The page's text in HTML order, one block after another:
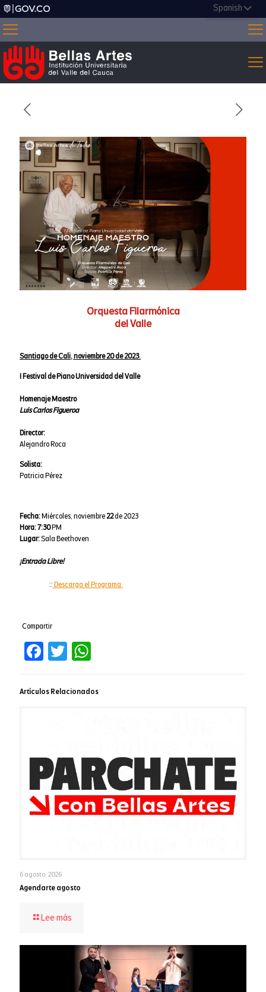
Orquesta Filarmónica
del Valle
Santiago de Cali, noviembre 20 de 2023.
I Festival de Piano Universidad del Valle
Homenaje Maestro
Luis Carlos Figueroa
Director:
Alejandro Roca
Solista:
Patricia Pérez
Fecha:Miércoles, noviembre22de 2023
Hora:7:30PM
Lugar:Sala Beethoven
¡Entrada Libre!
::Descarga el Programa.
Compartir
Facebook
TwitterWhatsApp
Artículos Relacionados
6 agosto, 2026
Agendarte agosto
Lee más